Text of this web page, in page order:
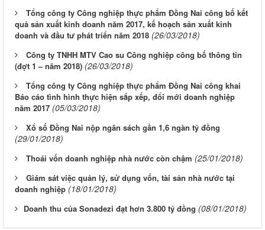
Tổng công ty Công nghiệp thực phẩm Đồng Nai công bố kết
quả sản xuất kinh doanh năm 2017, kế hoạch sản xuất kinh
doanh và đầu tư phát triển năm 2018 (26/03/2018)
Công ty TNHH MTV Cao su Công nghiệp công bố thông tin
(đợt 1 – năm 2018) (26/03/2018)
Tổng công ty Công nghiệp thực phẩm Đồng Nai công khai
Báo cáo tình hình thực hiện sắp xếp, đổi mới doanh nghiệp
năm 2017 (05/03/2018)
Xổ số Đồng Nai nộp ngân sách gần 1,6 ngàn tỷ đồng
(29/01/2018)
Thoái vốn doanh nghiệp nhà nước còn chậm (25/01/2018)
Giám sát việc quản lý, sử dụng vốn, tài sản nhà nước tại
doanh nghiệp (18/01/2018)
​Doanh thu của Sonadezi đạt hơn 3.800 tỷ đồng (08/01/2018)
Từ ngày 03/8/2026 đến ngày 09/8/2026